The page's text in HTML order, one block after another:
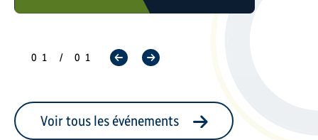
Fondation Cégep de
01 / 01
Voir tous les événements